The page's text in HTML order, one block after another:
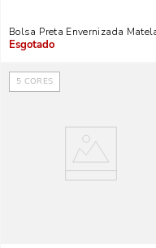
Bolsa Preta Envernizada
Indisponível
5 CORES